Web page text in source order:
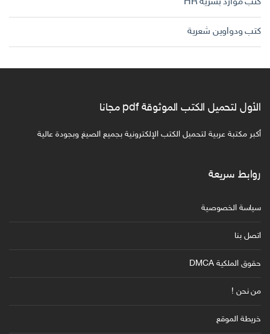
كتب ودواوين شعرية
الأول لتحميل الكتب الموثوقة pdf مجانا
أكبر مكتبة عربية لتحميل الكتب الإلكترونية بجميع الصيغ وبجودة عالية
روابط سريعة
سياسة الخصوصية
اتصل بنا
حقوق الملكية DMCA
من نحن !
خريطة الموقع